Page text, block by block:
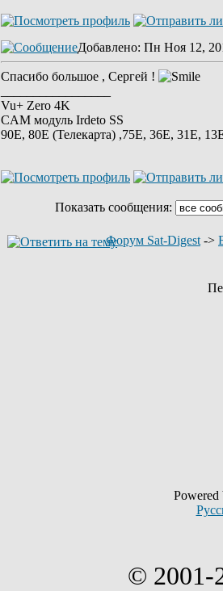
Добавлено: Пн Ноя 12,
Спасибо большое , Сергей !
Vu+ Zero 4K
CAM модуль Irdeto SS
90E, 80E (Телекарта) ,75Е, 36Е, 31E,
Показать сообщения:
Форум Sat-Digest ->
© 2001-